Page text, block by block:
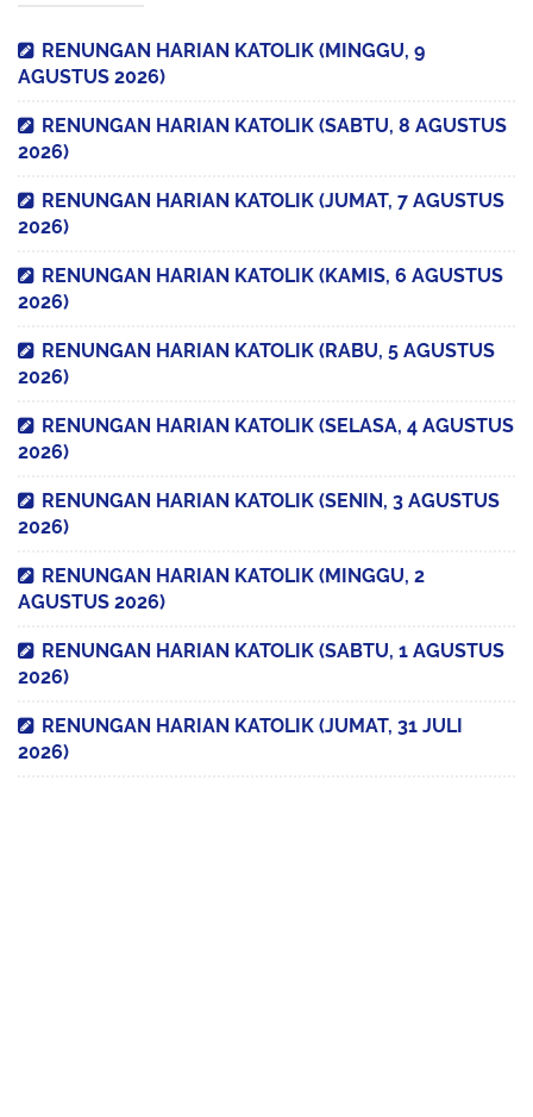
RENUNGAN HARIAN KATOLIK (MINGGU, 9
AGUSTUS 2026)
RENUNGAN HARIAN KATOLIK (SABTU, 8 AGUSTUS
2026)
RENUNGAN HARIAN KATOLIK (JUMAT, 7 AGUSTUS
2026)
RENUNGAN HARIAN KATOLIK (KAMIS, 6 AGUSTUS
2026)
RENUNGAN HARIAN KATOLIK (RABU, 5 AGUSTUS
2026)
RENUNGAN HARIAN KATOLIK (SELASA, 4 AGUSTUS
2026)
RENUNGAN HARIAN KATOLIK (SENIN, 3 AGUSTUS
2026)
RENUNGAN HARIAN KATOLIK (MINGGU, 2
AGUSTUS 2026)
RENUNGAN HARIAN KATOLIK (SABTU, 1 AGUSTUS
2026)
RENUNGAN HARIAN KATOLIK (JUMAT, 31 JULI
2026)